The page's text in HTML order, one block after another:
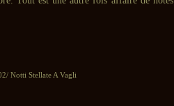
Notti Stellate A Vagli